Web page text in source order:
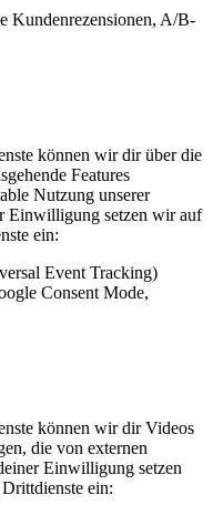
Kundenrezensionen, A/B-
können wir dir über die
Features
Nutzung unserer
Einwilligung setzen wir auf
ein:
Event Tracking)
Consent Mode,
können wir dir Videos
die von externen
Einwilligung setzen
ein: